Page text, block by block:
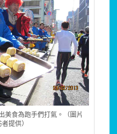
美食為跑手們打氣。（圖片
提供）